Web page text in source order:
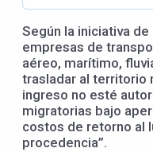
Según la iniciativa
empresas de
aéreo, marítimo,
trasladar al territorio
ingreso no esté
migratorias bajo
costos de retorno al
procedencia”.